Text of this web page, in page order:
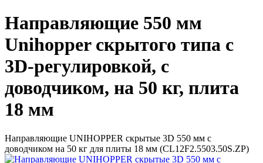
Направляющие 550 мм
Unihopper скрытого типа с
3D-регулировкой, с
доводчиком, на 50 кг, плита
18 мм
Направляющие UNIHOPPER скрытые 3D 550 мм с
доводчиком на 50 кг для плиты 18 мм (CL12F2.5503.50S.ZP)